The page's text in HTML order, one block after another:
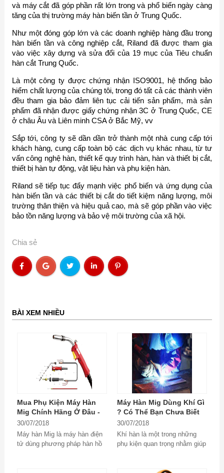
và máy cắt đã góp phần rất lớn trong và phổ biến ngày càng
tăng của thị trường máy hàn biến tần ở Trung Quốc.
Như một đóng góp lớn và các doanh nghiệp hàng đầu trong
hàn biến tần và công nghiệp cắt, Riland đã được tham gia
vào việc xây dựng và sửa đổi của 19 mục của Tiêu chuẩn
hàn cắt Trung Quốc.
Là một công ty được chứng nhận ISO9001, hệ thống bảo
hiểm chất lượng của chúng tôi, trong đó tất cả các thành viên
đều tham gia bảo đảm liên tục cải tiến sản phẩm, mà sản
phẩm đã nhận được giấy chứng nhận 3C ở Trung Quốc, CE
ở châu Âu và Liên minh CSA ở Bắc Mỹ, vv
Sắp tới, công ty sẽ dần dần trở thành một nhà cung cấp tới
khách hàng, cung cấp toàn bộ các dịch vụ khác nhau, từ tư
vấn công nghệ hàn, thiết kế quy trình hàn, hàn và thiết bị cắt,
thiết bị hàn tự động, vật liệu hàn và phụ kiện hàn.
Riland sẽ tiếp tục đẩy mạnh việc phổ biến và ứng dụng của
hàn biến tần và các thiết bị cắt do tiết kiệm năng lượng, môi
trường thân thiện và hiệu quả cao, mà sẽ góp phần vào việc
bảo tồn năng lượng và bảo vệ môi trường của xã hội.
Chia sẻ
BÀI XEM NHIỀU
Mua Phụ Kiện Máy Hàn
Mig Chính Hãng Ở Đâu -
Mất Tiền Oan Vì Không
Biết Sớm
30/07/2018
Máy hàn Mig là máy hàn điện
tử dùng phương pháp hàn hồ
Máy Hàn Mig Dùng Khí Gì
? Có Thể Bạn Chưa Biết
30/07/2018
Khí hàn là một trong những
phụ kiện quan trọng nhằm giúp